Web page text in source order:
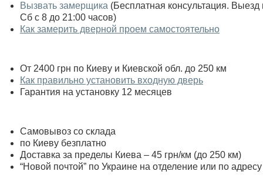
Вызвать замерщика (Бесплатная консультация.
Сб с 8 до 21:00 часов)
Как замерить дверной проем самостоятельно
От 2400 грн по Киеву и Киевской обл. до 250 км
Как правильно установить входную дверь
Гарантия на установку 12 месяцев
Самовывоз со склада
по Киеву безплатно
Доставка за пределы Киева – 45 грн/км (до 250 км)
“Новой почтой” по Украине на отделение или по адресу